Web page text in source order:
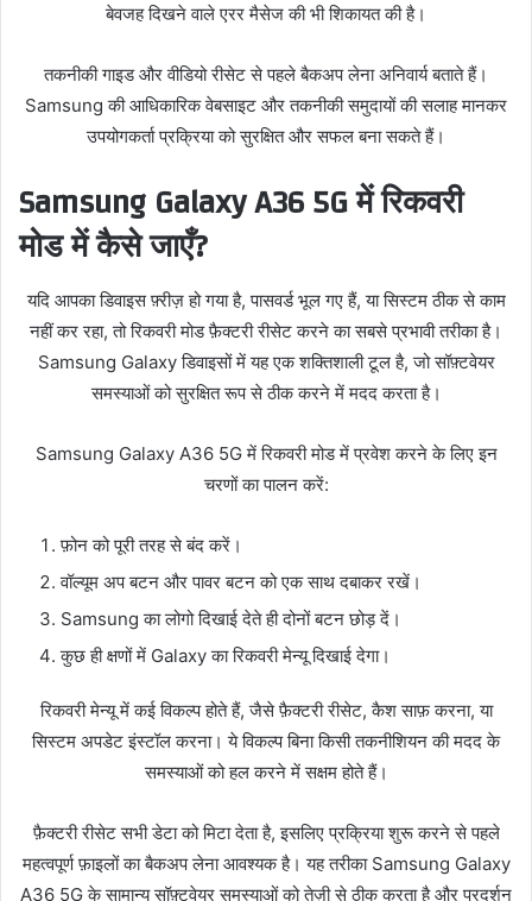
बेवजह दिखने वाले एरर मैसेज की भी शिकायत की है।
तकनीकी गाइड और वीडियो रीसेट से पहले बैकअप लेना अनिवार्य बताते हैं।
Samsung की आधिकारिक वेबसाइट और तकनीकी समुदायों की सलाह मानकर
उपयोगकर्ता प्रक्रिया को सुरक्षित और सफल बना सकते हैं।
Samsung Galaxy A36 5G में रिकवरी
मोड में कैसे जाएँ?
यदि आपका डिवाइस फ़्रीज़ हो गया है, पासवर्ड भूल गए हैं, या सिस्टम ठीक से काम
नहीं कर रहा, तो रिकवरी मोड फ़ैक्टरी रीसेट करने का सबसे प्रभावी तरीका है।
Samsung Galaxy डिवाइसों में यह एक शक्तिशाली टूल है, जो सॉफ़्टवेयर
समस्याओं को सुरक्षित रूप से ठीक करने में मदद करता है।
Samsung Galaxy A36 5G में रिकवरी मोड में प्रवेश करने के लिए इन
चरणों का पालन करें:
फ़ोन को पूरी तरह से बंद करें।
वॉल्यूम अप बटन और पावर बटन को एक साथ दबाकर रखें।
Samsung का लोगो दिखाई देते ही दोनों बटन छोड़ दें।
कुछ ही क्षणों में Galaxy का रिकवरी मेन्यू दिखाई देगा।
रिकवरी मेन्यू में कई विकल्प होते हैं, जैसे फ़ैक्टरी रीसेट, कैश साफ़ करना, या
सिस्टम अपडेट इंस्टॉल करना। ये विकल्प बिना किसी तकनीशियन की मदद के
समस्याओं को हल करने में सक्षम होते हैं।
फ़ैक्टरी रीसेट सभी डेटा को मिटा देता है, इसलिए प्रक्रिया शुरू करने से पहले
महत्वपूर्ण फ़ाइलों का बैकअप लेना आवश्यक है। यह तरीका Samsung Galaxy
A36 5G के सामान्य सॉफ़्टवेयर समस्याओं को तेज़ी से ठीक करता है और प्रदर्शन